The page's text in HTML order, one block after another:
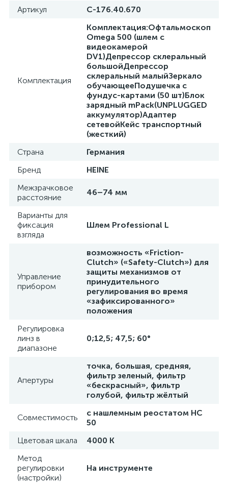
Артикул С-176.40.670
Комплектация
Комплектация:Офтальмоскоп
Omega 500 (шлем с
видеокамерой
DV1)Депрессор склеральный
большойДепрессор
склеральный малыйЗеркало
обучающееПодушечка с
фундус-картами (50 шт)Блок
зарядный mPack(UNPLUGGED
аккумулятор)Адаптер
сетевойКейс транспортный
(жесткий)
Страна
Германия
Бренд
HEINE
Межзрачковое
расстояние
46–74 мм
Варианты для
фиксация
взгляда
Шлем Professional L
Управление
прибором
возможность «Friction-
Clutch» («Safety-Clutch») для
защиты механизмов от
принудительного
регулирования во время
«зафиксированного»
положения
Регулировка
линз в
диапазоне
0;12,5; 47,5; 60°
Апертуры
точка, большая, средняя,
фильтр зеленый, фильтр
«бескрасный», фильтр
голубой, фильтр жёлтый
Совместимость
с нашлемным реостатом HC
50
Цветовая шкала
4000 K
Метод
регулировки
(настройки)
На инструменте